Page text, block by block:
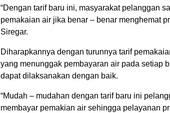
“Dengan tarif baru ini, masyarakat pelanggan
pemakaian air jika benar – benar menghemat
Siregar.
Diharapkannya dengan turunnya tarif
yang menunggak pembayaran air pada setiap
dapat dilaksanakan dengan baik.
“Mudah – mudahan dengan tarif baru ini
membayar pemakian air sehingga pelayanan